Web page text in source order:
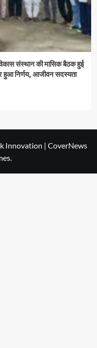
संस्थान की मासिक बैठक हुई
हुआ निर्णय, आजीवन सदस्यता
Innovation | CoverNews